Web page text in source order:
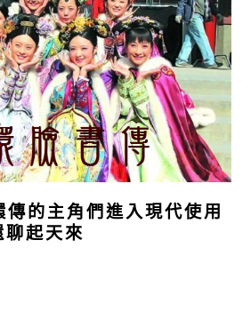
的主角們進入現代使用
起天來